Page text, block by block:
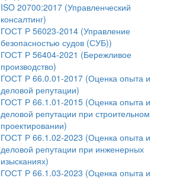
ISO 20700:2017 (Управленческий
консалтинг)
ГОСТ Р 56023-2014 (Управление
безопасностью судов (СУБ))
ГОСТ Р 56404-2021 (Бережливое
производство)
ГОСТ Р 66.0.01-2017 (Оценка опыта и
деловой репутации)
ГОСТ Р 66.1.01-2015 (Оценка опыта и
деловой репутации при строительном
проектировании)
ГОСТ Р 66.1.02-2023 (Оценка опыта и
деловой репутации при инженерных
изысканиях)
ГОСТ Р 66.1.03-2023 (Оценка опыта и